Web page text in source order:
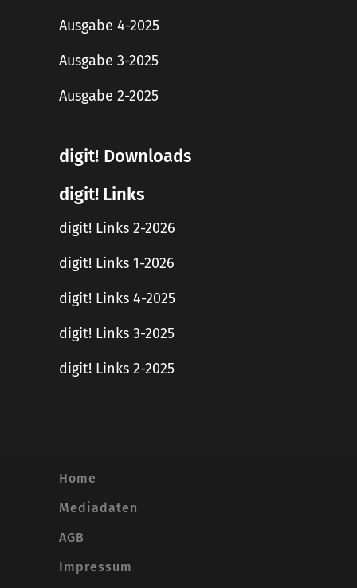
Ausgabe 4-2025
Ausgabe 3-2025
Ausgabe 2-2025
digit! Downloads
digit! Links
digit! Links 2-2026
digit! Links 1-2026
digit! Links 4-2025
digit! Links 3-2025
digit! Links 2-2025
Home
Mediadaten
AGB
Impressum